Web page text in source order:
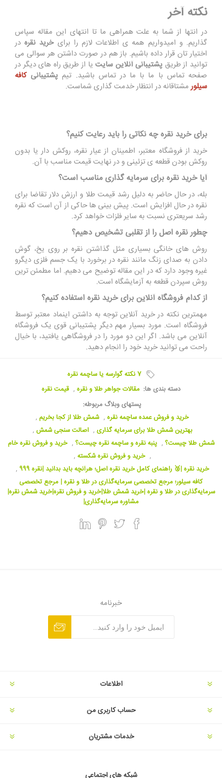
نکته آخر
در انتها از شما به علت همراهی ما تا انتهای این مقاله سپاس
گذاریم. و امیدواریم همه ی اطلاعات لازم را برایخرید نقرهدر
اختیار تان قرار داده باشیم. باز هم در صورت داشتن هر سوالی می
توانید از طریق پشتیبانی آنلاین سایتیا از طریق راه های دیگر در
صفحه تماس با ما با ما در تماس باشید. تیم پشتیبانی کافه
سیلورمشتاقانه در انتظار خدمت گذاری شماست.
برای خرید نقره چه نکاتی را باید رعایت کنیم؟
خرید از فروشگاه معتبر، اطمینان از عیار نقره، روکش دار یا بدون
روکش بودن قطعه ی تزئینی و در نهایت قیمت مناسب با آن.
آیا خرید نقره برای سرمایه گذاری مناسب است؟
بله، در حال حاضر به دلیل رشد قیمت طلا و ارزش دلار تقاضا برای
نقره در حال افزایش است. پیش بینی ها حاکی از آن است که نقره
رشد سریعتری نسبت به سایر فلزات خواهد کرد.
چطور نقره اصل را از تقلبی تشخیص دهیم؟
روش های خانگی بسیاری مثل گذاشتن نقره بر روی یخ، گوش
دادن به صدای زنگ مانند نقره در برخورد با یک جسم فلزی دیگرو
غیره وجود دارد که در این مقاله توضیح می دهیم. اما مطمئن ترین
روش سپردن قطعه به آزمایشگاه است.
از کدام فروشگاه آنلاین برای خرید نقره استفاده کنیم؟
مهمترین نکته در خرید آنلاین توجه به داشتن اینماد معتبر توسط
فروشگاه است. مورد بسیار مهم دیگر پشتیبانی قوی یک فروشگاه
آنلاین می باشد. اگر این دو مورد را در فروشگاهی یافتید، با خیال
راحت می توانید خرید خود را انجام دهید.
7 نکته گوارسه یا ساچمه نقره
دسته بندی ها: مقالات جواهر طلا و نقره , قیمت نقره
پستهای وبلاگ مربوطه:
خرید و فروش عمده ساچمه نقره , شمش طلا از کجا بخریم ,
بهترین شمش طلا برای سرمایه گذاری , اصالت سنجی شمش ,
شمش طلا چیست؟ , پنبه نقره و ساچمه نقره چیست؟ , خرید و فروش نقره خام
, خرید و فروش نقره شکسته ,
خرید نقره |🥈 راهنمای کامل خرید نقره اصل؛ هرآنچه باید بدانید |نقره 999
,
کافه سیلور؛ مرجع تخصصی سرمایه‌گذاری در طلا و نقره | مرجع تخصصی
سرمایه‌گذاری در طلا و نقره |خرید شمش طلا|خرید و فروش نقره|خرید شمش نقره|
مشاوره سرمایه‌گذاری|
خبرنامه
اطلاعات
حساب کاربری من
خدمات مشتریان
شبکه های اجتماعی